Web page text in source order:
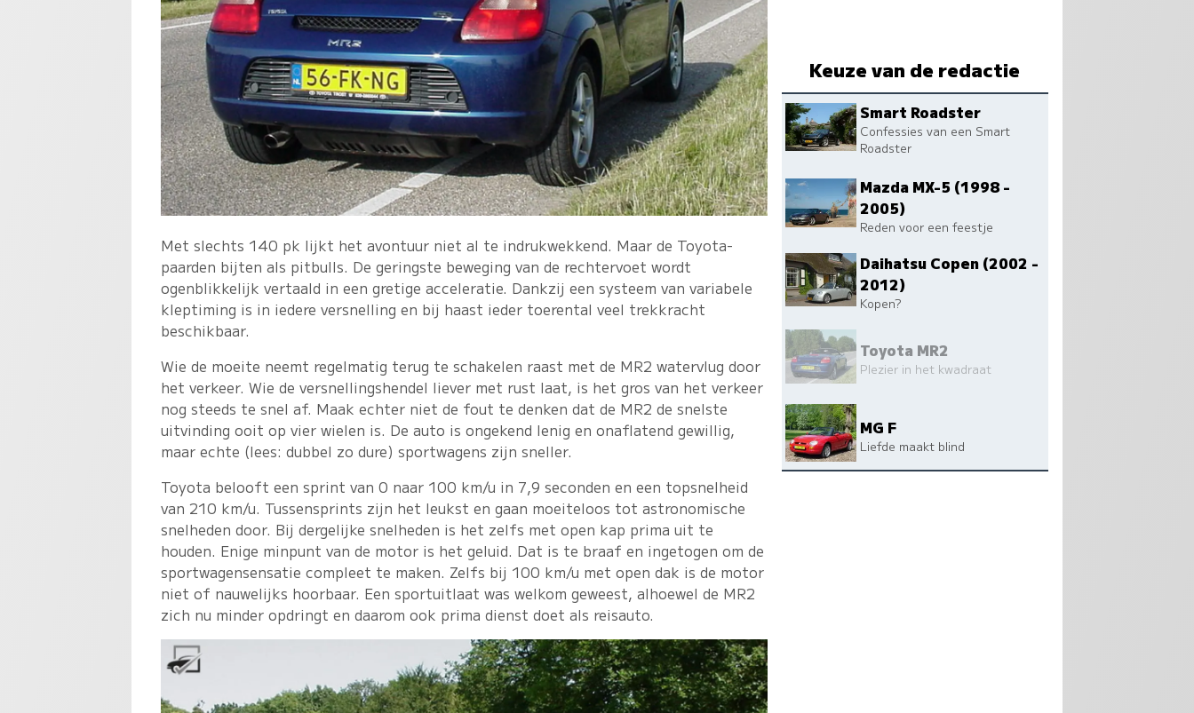
Met slechts 140 pk lijkt het avontuur niet al te indrukwekkend. Maar de Toyota-
paarden bijten als pitbulls. De geringste beweging van de rechtervoet wordt
ogenblikkelijk vertaald in een gretige acceleratie. Dankzij een systeem van variabele
kleptiming is in iedere versnelling en bij haast ieder toerental veel trekkracht
beschikbaar.
Wie de moeite neemt regelmatig terug te schakelen raast met de MR2 watervlug door
het verkeer. Wie de versnellingshendel liever met rust laat, is het gros van het verkeer
nog steeds te snel af. Maak echter niet de fout te denken dat de MR2 de snelste
uitvinding ooit op vier wielen is. De auto is ongekend lenig en onaflatend gewillig,
maar echte (lees: dubbel zo dure) sportwagens zijn sneller.
Toyota belooft een sprint van 0 naar 100 km/u in 7,9 seconden en een topsnelheid
van 210 km/u. Tussensprints zijn het leukst en gaan moeiteloos tot astronomische
snelheden door. Bij dergelijke snelheden is het zelfs met open kap prima uit te
houden. Enige minpunt van de motor is het geluid. Dat is te braaf en ingetogen om de
sportwagensensatie compleet te maken. Zelfs bij 100 km/u met open dak is de motor
niet of nauwelijks hoorbaar. Een sportuitlaat was welkom geweest, alhoewel de MR2
zich nu minder opdringt en daarom ook prima dienst doet als reisauto.
Keuze van de redactie
Smart Roadster
Confessies van een Smart
Roadster
Mazda MX-5 (1998 -
2005)
Reden voor een feestje
Daihatsu Copen (2002 -
2012)
Kopen?
Toyota MR2
Plezier in het kwadraat
MG F
Liefde maakt blind